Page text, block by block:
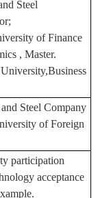
Steel
of Finance
, Master.
Steel Company
of Foreign
participation
acceptance